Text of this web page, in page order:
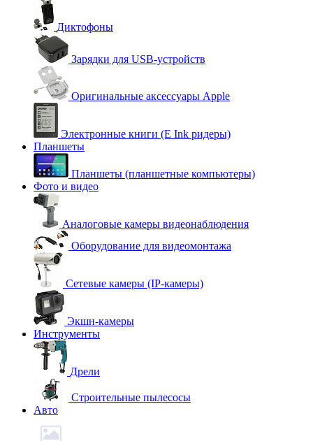
Диктофоны
Зарядки для USB-устройств
Оригинальные аксессуары Apple
Электронные книги (E Ink ридеры)
Планшеты
Планшеты (планшетные компьютеры)
Фото и видео
Аналоговые камеры видеонаблюдения
Оборудование для видеомонтажа
Сетевые камеры (IP-камеры)
Экшн-камеры
Инструменты
Дрели
Строительные пылесосы
Авто